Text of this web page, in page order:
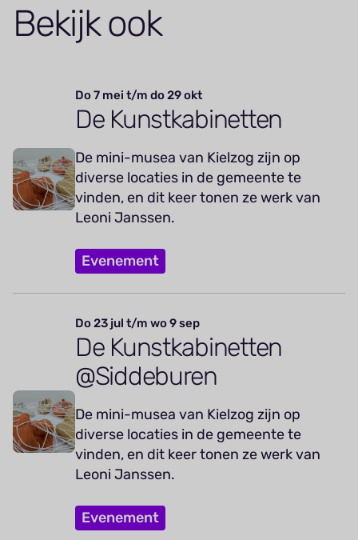
Bekijk ook
Do 7 mei t/m do 29 okt
De Kunstkabinetten
De mini-musea van Kielzog zijn op
diverse locaties in de gemeente te
vinden, en dit keer tonen ze werk van
Leoni Janssen.
Evenement
Do 23 jul t/m wo 9 sep
De Kunstkabinetten
@Siddeburen
De mini-musea van Kielzog zijn op
diverse locaties in de gemeente te
vinden, en dit keer tonen ze werk van
Leoni Janssen.
Evenement